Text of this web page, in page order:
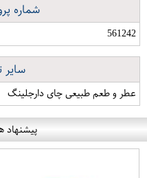
شماره
561242
عطر و طعم طبیعی چای دارجلینگ
پیشنهاد